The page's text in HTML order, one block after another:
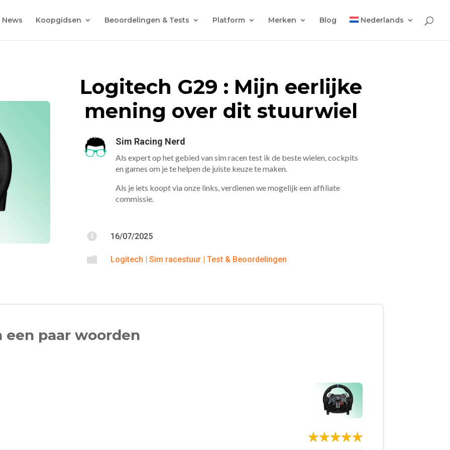
News Koopgidsen Beoordelingen & Tests Platform Merken Blog Nederlands
Logitech G29 : Mijn eerlijke
mening over dit stuurwiel
Sim Racing Nerd
Als expert op het gebied van sim racen test ik de beste wielen, cockpits
en games om je te helpen de juiste keuze te maken.
Als je iets koopt via onze links, verdienen we mogelijk een affiliate
commissie.
 16/07/2025
 Logitech |Sim racestuur |Test & Beoordelingen
een paar woorden